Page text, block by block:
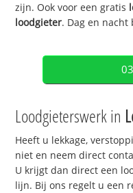
zijn. Ook voor een gratis
loodgieter. Dag en nacht
Loodgieterswerk in
Heeft u lekkage,
niet en neem direct
U krijgt dan direct een
lijn. Bij ons regelt u een